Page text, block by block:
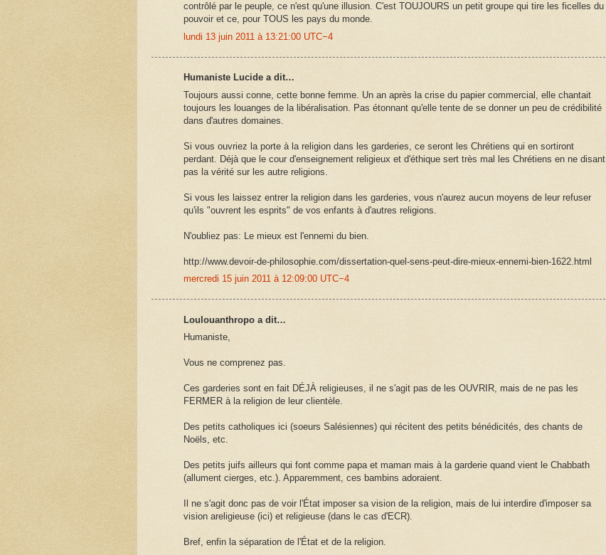
contrôlé par le peuple, ce n'est qu'une illusion. C'est TOUJOURS un petit groupe qui tire les ficelles du
pouvoir et ce, pour TOUS les pays du monde.
lundi 13 juin 2011 à 13:21:00 UTC−4
Humaniste Lucide a dit…
Toujours aussi conne, cette bonne femme. Un an après la crise du papier commercial, elle chantait
toujours les louanges de la libéralisation. Pas étonnant qu'elle tente de se donner un peu de crédibilité
dans d'autres domaines.
Si vous ouvriez la porte à la religion dans les garderies, ce seront les Chrétiens qui en sortiront
perdant. Déjà que le cour d'enseignement religieux et d'éthique sert très mal les Chrétiens en ne disant
pas la vérité sur les autre religions.
Si vous les laissez entrer la religion dans les garderies, vous n'aurez aucun moyens de leur refuser
qu'ils "ouvrent les esprits" de vos enfants à d'autres religions.
N'oubliez pas: Le mieux est l'ennemi du bien.
http://www.devoir-de-philosophie.com/dissertation-quel-sens-peut-dire-mieux-ennemi-bien-1622.html
mercredi 15 juin 2011 à 12:09:00 UTC−4
Loulouanthropo a dit…
Humaniste,
Vous ne comprenez pas.
Ces garderies sont en fait DÉJÀ religieuses, il ne s'agit pas de les OUVRIR, mais de ne pas les
FERMER à la religion de leur clientèle.
Des petits catholiques ici (soeurs Salésiennes) qui récitent des petits bénédicités, des chants de
Noëls, etc.
Des petits juifs ailleurs qui font comme papa et maman mais à la garderie quand vient le Chabbath
(allument cierges, etc.). Apparemment, ces bambins adoraient.
Il ne s'agit donc pas de voir l'État imposer sa vision de la religion, mais de lui interdire d'imposer sa
vision areligieuse (ici) et religieuse (dans le cas d'ECR).
Bref, enfin la séparation de l'État et de la religion.